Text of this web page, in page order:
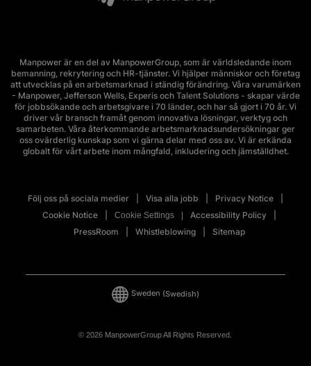
Manpower är en del av ManpowerGroup, som är världsledande inom
bemanning, rekrytering och HR-tjänster. Vi hjälper människor och företag
att utvecklas på en arbetsmarknad i ständig förändring. Våra varumärken
- Manpower, Jefferson Wells, Experis och Talent Solutions - skapar värde
för jobbsökande och arbetsgivare i 70 länder, och har så gjort i 70 år. Vi
driver vår bransch framåt genom innovativa lösningar, verktyg och
samarbeten. Våra återkommande arbetsmarknadsundersökningar ger
oss ovärderlig kunskap som vi gärna delar med oss av. Vi är erkända
globalt för vårt arbete inom mångfald, inkludering och jämställdhet.
Följ oss på sociala medier Visa alla jobb
Privacy Notice
Cookie Notice
Cookie Settings
Accessibility Policy
PressRoom
Whistleblowing Sitemap
© 2026 ManpowerGroup All Rights Reserved.
Sweden (Swedish)